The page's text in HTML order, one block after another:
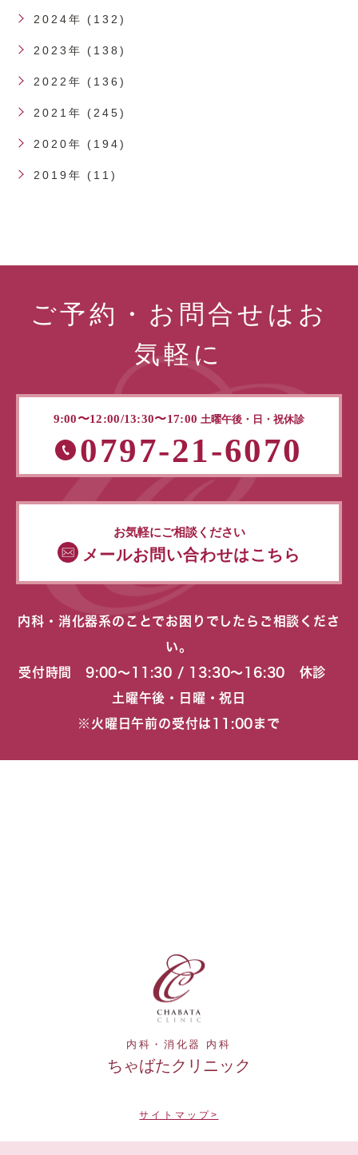
2024年 (132)
2023年 (138)
2022年 (136)
2021年 (245)
2020年 (194)
2019年 (11)
ご予約・お問合せはお
気軽に
9:00〜12:00/13:30〜17:00 土曜午後・日・祝休診
0797-21-6070
お気軽にご相談ください
メールお問い合わせはこちら
内科・消化器系のことでお困りでしたらご相談くださ
い。
受付時間 9:00〜11:30 / 13:30〜16:30 休診
土曜午後・日曜・祝日
※火曜日午前の受付は11:00まで
内科・消化器 内科
ちゃばたクリニック
サイトマップ>